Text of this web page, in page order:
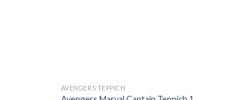
AVENGERS TEPPICH